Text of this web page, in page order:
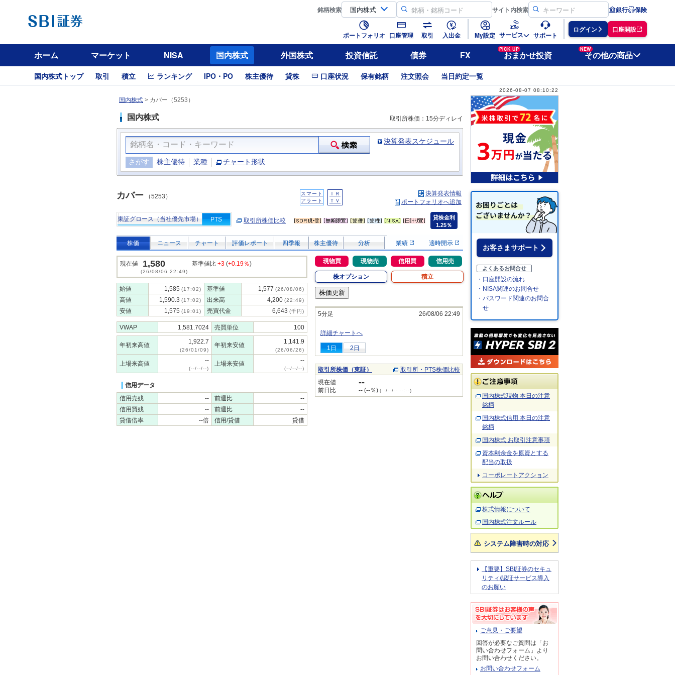
銘柄検索 サイト内検索 銀行 保険
ポートフォリオ 口座管理 取引 入出金 My設定 サービス サポート
ログイン 口座開設
ホーム マーケット NISA 国内株式 外国株式 投資信託 債券 FX
PICK UP
おまかせ投資
NEW
その他の商品
国内株式トップ 取引 積立 ランキング IPO・PO 株主優待 貸株 口座状況 保有銘柄 注文照会 当日約定一覧
2026-08-07 08:10:22
国内株式 > カバー（5253）
国内株式 取引所株価：15分ディレイ
決算発表スケジュール
さがす 株主優待 業種 チャート形状
カバー （5253）
スマート
アラート
ＩＲ
ＴＶ
決算発表情報
ポートフォリオへ追加
東証グロース（当社優先市場） PTS 取引所株価比較
貸株金利
1.25％
株価 ニュース チャート 評価レポート 四季報 株主優待 分析 業績 適時開示
現在値 1,580
(26/08/06 22:49)
基準値比 +3 (+0.19％)
始値 1,585 (17:02) 基準値 1,577 (26/08/06)
高値 1,590.3 (17:02) 出来高 4,200 (22:49)
安値 1,575 (19:01) 売買代金 6,643 (千円)
VWAP 1,581.7024 売買単位 100
年初来高値 1,922.7
(26/01/09)
年初来安値 1,141.9
(26/06/26)
上場来高値 --
(--/--/--)
上場来安値 --
(--/--/--)
信用データ
信用売残
-- 前週比
--
信用買残
-- 前週比
--
貸借倍率
--倍 信用/貸借 貸借
現物買 現物売 信用買 信用売
株オプション 積立
5分足 26/08/06 22:49
詳細チャートへ
1日 2日
取引所株価（東証）
取引所・PTS株価比較
現在値
--
前日比 -- (--％) (--/--/-- --:--)
お客さまサポート
よくあるお問合せ
・口座開設の流れ
・NISA関連のお問合せ
・パスワード関連のお問合
せ
国内株式現物 本日の注意
銘柄
国内株式信用 本日の注意
銘柄
国内株式 お取引注意事項
資本剰余金を原資とする
配当の取扱
コーポレートアクション
株式情報について
国内株式注文ルール
システム障害時の対応
【重要】SBI証券のセキュ
リティ/認証サービス導入
のお願い
ご意見・ご要望
回答が必要なご質問は「お
問い合わせフォーム」より
お問い合わせください。
お問い合わせフォーム